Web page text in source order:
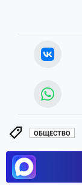
ОБЩЕСТВО